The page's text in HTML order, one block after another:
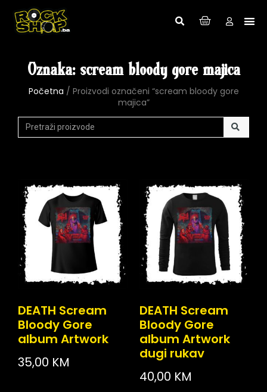
Oznaka: scream bloody gore majica
Početna / Proizvodi označeni “scream bloody gore
majica”
DEATH Scream
Bloody Gore
album Artwork
35,00 KM
DEATH Scream
Bloody Gore
album Artwork
dugi rukav
40,00 KM